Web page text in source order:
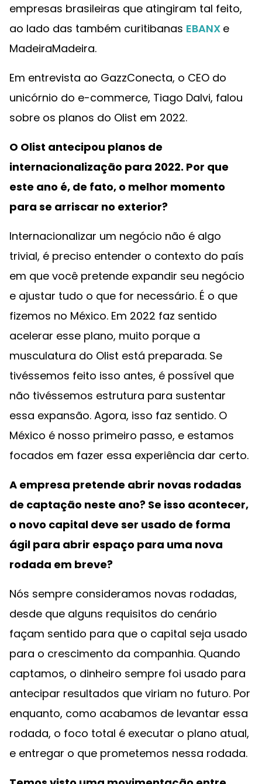
empresas brasileiras que atingiram tal feito,
ao lado das também curitibanas EBANX e
MadeiraMadeira.
Em entrevista ao GazzConecta, o CEO do
unicórnio do e-commerce, Tiago Dalvi, falou
sobre os planos do Olist em 2022.
O Olist antecipou planos de
internacionalização para 2022. Por que
este ano é, de fato, o melhor momento
para se arriscar no exterior?
Internacionalizar um negócio não é algo
trivial, é preciso entender o contexto do país
em que você pretende expandir seu negócio
e ajustar tudo o que for necessário. É o que
fizemos no México. Em 2022 faz sentido
acelerar esse plano, muito porque a
musculatura do Olist está preparada. Se
tivéssemos feito isso antes, é possível que
não tivéssemos estrutura para sustentar
essa expansão. Agora, isso faz sentido. O
México é nosso primeiro passo, e estamos
focados em fazer essa experiência dar certo.
A empresa pretende abrir novas rodadas
de captação neste ano? Se isso acontecer,
o novo capital deve ser usado de forma
ágil para abrir espaço para uma nova
rodada em breve?
Nós sempre consideramos novas rodadas,
desde que alguns requisitos do cenário
façam sentido para que o capital seja usado
para o crescimento da companhia. Quando
captamos, o dinheiro sempre foi usado para
antecipar resultados que viriam no futuro. Por
enquanto, como acabamos de levantar essa
rodada, o foco total é executar o plano atual,
e entregar o que prometemos nessa rodada.